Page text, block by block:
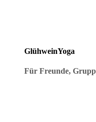
GlühweinYoga
Für Freunde,